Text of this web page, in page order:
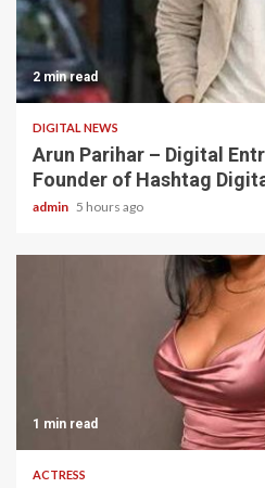
2 min read
DIGITAL NEWS
Arun Parihar – Digital
Founder of Hashtag
admin 5 hours ago
1 min read
ACTRESS